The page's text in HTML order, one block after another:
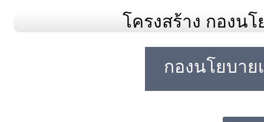
โครงสร้าง กองน
กองนโยบาย